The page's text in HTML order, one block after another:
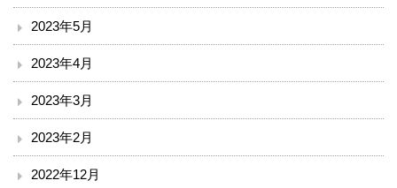
ボランティア
臨床研究について
入札情報
2023年5月
2023年4月
2023年3月
2023年2月
2022年12月